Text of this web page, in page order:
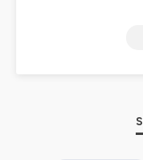
partager leurs
L’illustration de la